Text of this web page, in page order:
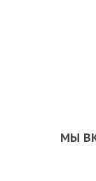
МЫ